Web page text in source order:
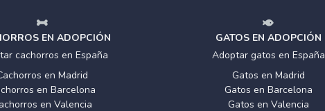
EN ADOPCIÓN
cachorros en España
en Madrid
en Barcelona
en Valencia
GATOS EN ADOPCIÓN
Adoptar gatos en España
Gatos en Madrid
Gatos en Barcelona
Gatos en Valencia